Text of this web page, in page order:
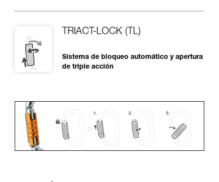
TRIACT-LOCK (TL)
Sistema de bloqueo automático y apertura
de triple acción